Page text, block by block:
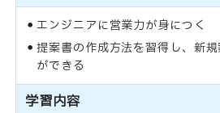
エンジニアに営業力が身につく
提案書の作成方法を習得し、新
ができる
学習内容